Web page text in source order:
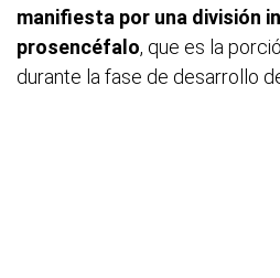
manifiesta por una división
prosencéfalo, que es la
durante la fase de desarrollo